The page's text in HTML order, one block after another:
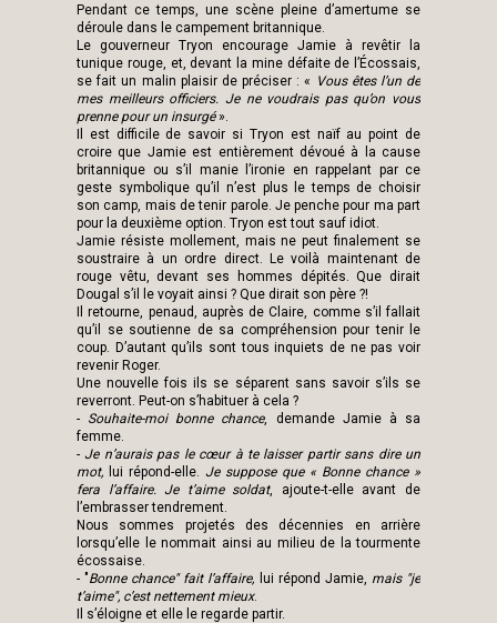
Pendant ce temps, une scène pleine d’amertume se
déroule dans le campement britannique.
Le gouverneur Tryon encourage Jamie à revêtir la
tunique rouge, et, devant la mine défaite de l’Écossais,
se fait un malin plaisir de préciser : « Vous êtes l’un de
mes meilleurs officiers. Je ne voudrais pas qu’on vous
prenne pour un insurgé».
Il est difficile de savoir si Tryon est naïf au point de
croire que Jamie est entièrement dévoué à la cause
britannique ou s’il manie l’ironie en rappelant par ce
geste symbolique qu’il n’est plus le temps de choisir
son camp, mais de tenir parole. Je penche pour ma part
pour la deuxième option. Tryon est tout sauf idiot.
Jamie résiste mollement, mais ne peut finalement se
soustraire à un ordre direct. Le voilà maintenant de
rouge vêtu, devant ses hommes dépités. Que dirait
Dougal s’il le voyait ainsi ? Que dirait son père ?!
Il retourne, penaud, auprès de Claire, comme s’il fallait
qu’il se soutienne de sa compréhension pour tenir le
coup. D’autant qu’ils sont tous inquiets de ne pas voir
revenir Roger.
Une nouvelle fois ils se séparent sans savoir s’ils se
reverront. Peut-on s’habituer à cela ?
- Souhaite-moi bonne chance, demande Jamie à sa
femme.
-Je n’aurais pas le cœur à te laisser partir sans dire un
mot, lui répond-elle. Je suppose que « Bonne chance »
fera l’affaire. Je t’aime soldat, ajoute-t-elle avant de
l’embrasser tendrement.
Nous sommes projetés des décennies en arrière
lorsqu’elle le nommait ainsi au milieu de la tourmente
écossaise.
- "Bonne chance" fait l’affaire, lui répond Jamie, mais "je
t’aime", c’est nettement mieux.
Il s’éloigne et elle le regarde partir.